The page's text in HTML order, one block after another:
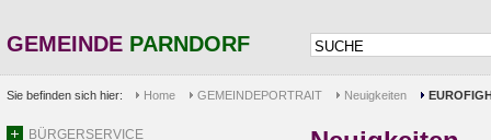
GEMEINDE PARNDORF
Sie befinden sich hier: Home GEMEINDEPORTRAIT Neuigkeiten
BÜRGERSERVICE